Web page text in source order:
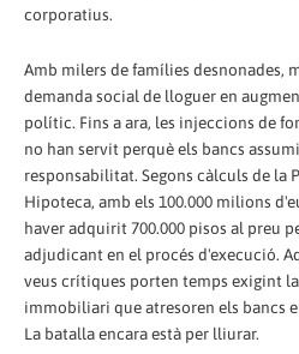
corporatius.
Amb milers de famílies desnonades,
demanda social de lloguer en
polític. Fins a ara, les injeccions de
no han servit perquè els bancs
responsabilitat. Segons càlculs de la
Hipoteca, amb els 100.000 milions
haver adquirit 700.000 pisos al preu
adjudicant en el procés d'execució.
veus crítiques porten temps exigint
immobiliari que atresoren els bancs
La batalla encara està per lliurar.